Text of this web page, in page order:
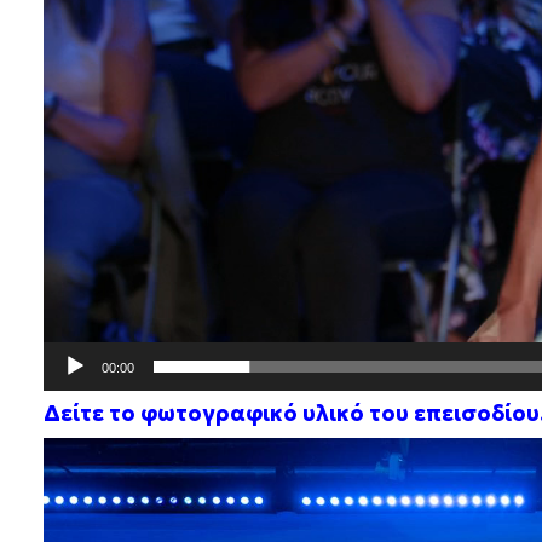
00:00
Δείτε το φωτογραφικό υλικό του